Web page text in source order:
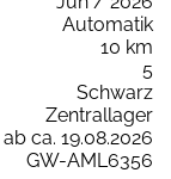
Automatik
10 km
5
Schwarz
Zentrallager
ab ca. 19.08.2026
GW-AML6356